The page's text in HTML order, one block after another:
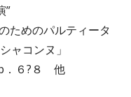
”
ためのパルティータ
ャコンヌ」
．６?８ 他